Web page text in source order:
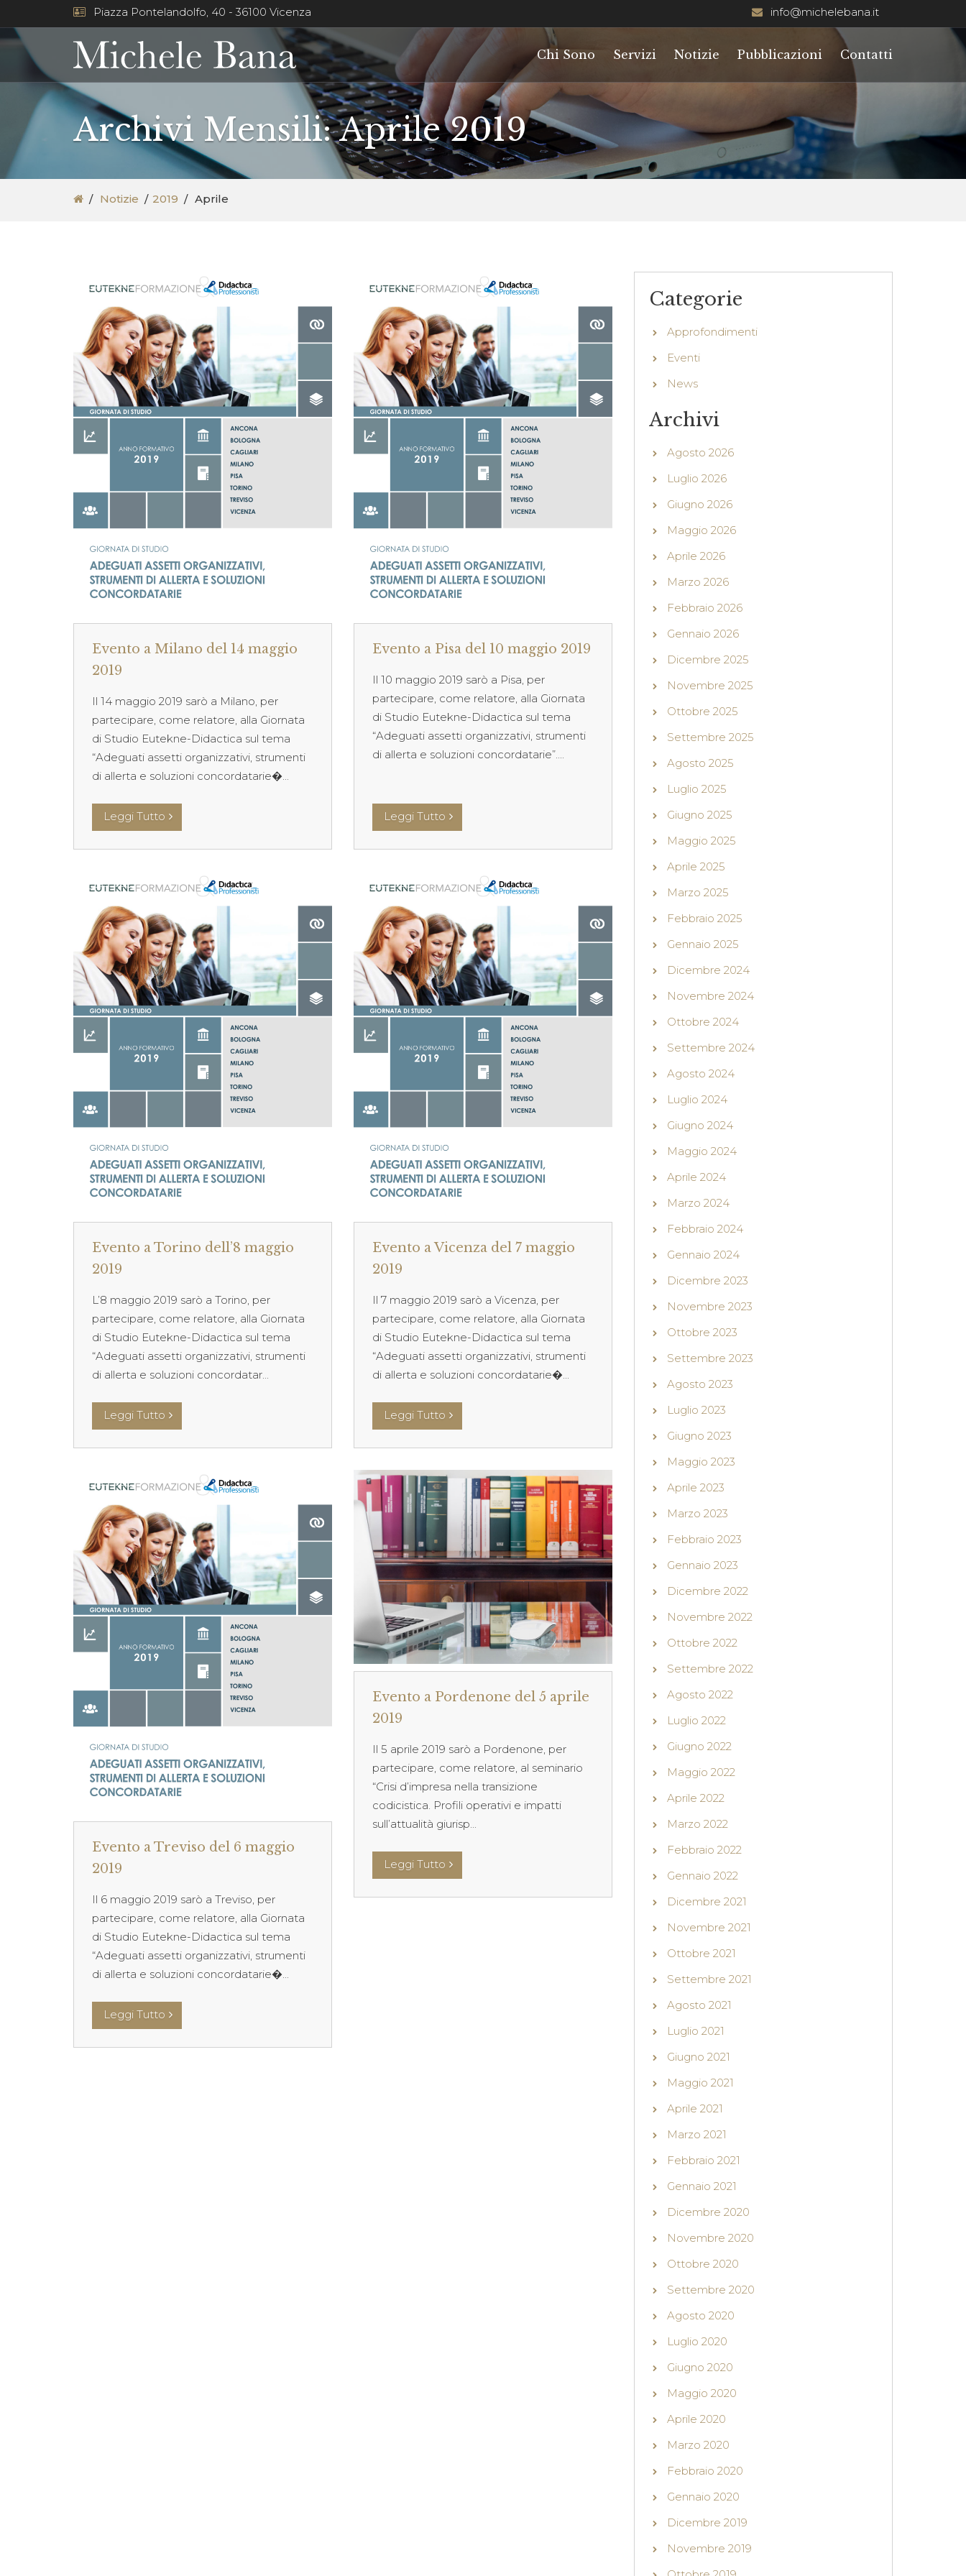
Piazza Pontelandolfo, 40 - 36100 Vicenza info@michelebana.it
Chi Sono Servizi Notizie Pubblicazioni Contatti
Archivi Mensili: Aprile 2019
Notizie 2019 Aprile
Evento a Milano del 14 maggio
2019
Il 14 maggio 2019 sarò a Milano, per
partecipare, come relatore, alla Giornata
di Studio Eutekne-Didactica sul tema
“Adeguati assetti organizzativi, strumenti
di allerta e soluzioni concordatarie�...
Leggi Tutto
Evento a Pisa del 10 maggio 2019
Il 10 maggio 2019 sarò a Pisa, per
partecipare, come relatore, alla Giornata
di Studio Eutekne-Didactica sul tema
“Adeguati assetti organizzativi, strumenti
di allerta e soluzioni concordatarie”....
Leggi Tutto
Evento a Torino dell’8 maggio
2019
L’8 maggio 2019 sarò a Torino, per
partecipare, come relatore, alla Giornata
di Studio Eutekne-Didactica sul tema
“Adeguati assetti organizzativi, strumenti
di allerta e soluzioni concordatar...
Leggi Tutto
Evento a Vicenza del 7 maggio
2019
Il 7 maggio 2019 sarò a Vicenza, per
partecipare, come relatore, alla Giornata
di Studio Eutekne-Didactica sul tema
“Adeguati assetti organizzativi, strumenti
di allerta e soluzioni concordatarie�...
Leggi Tutto
Evento a Treviso del 6 maggio
2019
Il 6 maggio 2019 sarò a Treviso, per
partecipare, come relatore, alla Giornata
di Studio Eutekne-Didactica sul tema
“Adeguati assetti organizzativi, strumenti
di allerta e soluzioni concordatarie�...
Leggi Tutto
Evento a Pordenone del 5 aprile
2019
Il 5 aprile 2019 sarò a Pordenone, per
partecipare, come relatore, al seminario
“Crisi d’impresa nella transizione
codicistica. Profili operativi e impatti
sull’attualità giurisp...
Leggi Tutto
Categorie
Approfondimenti
Eventi
News
Archivi
Agosto 2026
Luglio 2026
Giugno 2026
Maggio 2026
Aprile 2026
Marzo 2026
Febbraio 2026
Gennaio 2026
Dicembre 2025
Novembre 2025
Ottobre 2025
Settembre 2025
Agosto 2025
Luglio 2025
Giugno 2025
Maggio 2025
Aprile 2025
Marzo 2025
Febbraio 2025
Gennaio 2025
Dicembre 2024
Novembre 2024
Ottobre 2024
Settembre 2024
Agosto 2024
Luglio 2024
Giugno 2024
Maggio 2024
Aprile 2024
Marzo 2024
Febbraio 2024
Gennaio 2024
Dicembre 2023
Novembre 2023
Ottobre 2023
Settembre 2023
Agosto 2023
Luglio 2023
Giugno 2023
Maggio 2023
Aprile 2023
Marzo 2023
Febbraio 2023
Gennaio 2023
Dicembre 2022
Novembre 2022
Ottobre 2022
Settembre 2022
Agosto 2022
Luglio 2022
Giugno 2022
Maggio 2022
Aprile 2022
Marzo 2022
Febbraio 2022
Gennaio 2022
Dicembre 2021
Novembre 2021
Ottobre 2021
Settembre 2021
Agosto 2021
Luglio 2021
Giugno 2021
Maggio 2021
Aprile 2021
Marzo 2021
Febbraio 2021
Gennaio 2021
Dicembre 2020
Novembre 2020
Ottobre 2020
Settembre 2020
Agosto 2020
Luglio 2020
Giugno 2020
Maggio 2020
Aprile 2020
Marzo 2020
Febbraio 2020
Gennaio 2020
Dicembre 2019
Novembre 2019